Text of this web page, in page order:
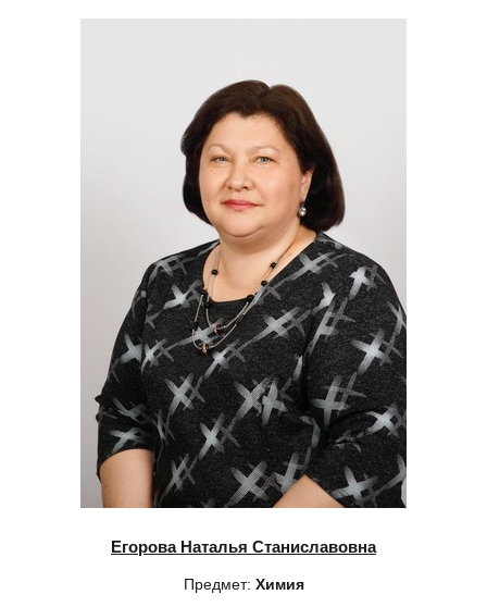
Егорова Наталья Станиславовна
Предмет: Химия